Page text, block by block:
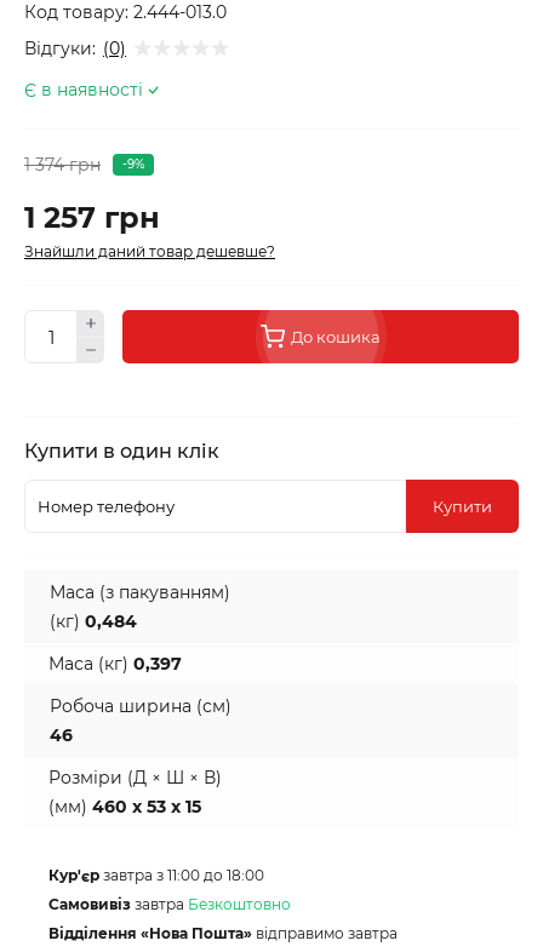
Код товару: 2.444-013.0
Відгуки: (0)
Є в наявності
1 374 грн -9%
1 257 грн
Знайшли даний товар дешевше?
До кошика
Купити в один клік
Купити
Маса (з пакуванням)
(кг) 0,484
Маса (кг) 0,397
Робоча ширина (см)
46
Розміри (Д × Ш × В)
(мм) 460 x 53 x 15
Кур'єр завтра з 11:00 до 18:00
Самовивіз завтра Безкоштовно
Відділення «Нова Пошта» відправимо завтра